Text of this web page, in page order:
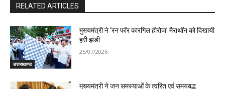
RELATED ARTICLES
उत्तराखण्ड
मुख्यमंत्री ने ‘रन फॉर कारगिल हीरोज’ मैराथॉन को दिखायी
हरी झंडी
25/07/2026
मुख्यमंत्री ने जन समस्याओं के त्वरित एवं समयबद्ध